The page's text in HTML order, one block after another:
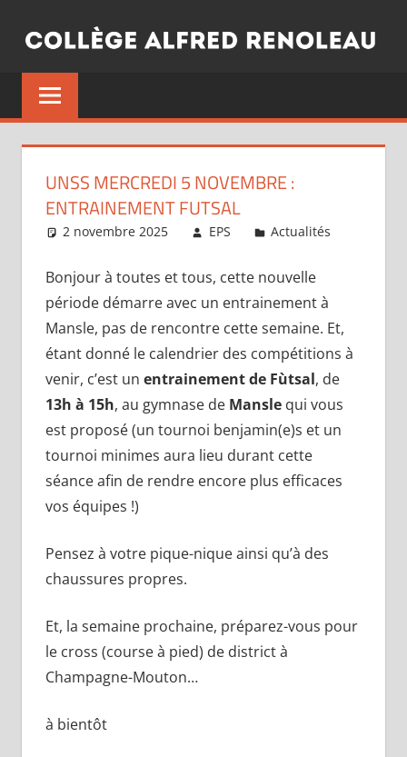
UNSS MERCREDI 5 NOVEMBRE :
ENTRAINEMENT FUTSAL
2 novembre 2025 EPS Actualités
Bonjour à toutes et tous, cette nouvelle
période démarre avec un entrainement à
Mansle, pas de rencontre cette semaine. Et,
étant donné le calendrier des compétitions à
venir, c’est un entrainement de Fùtsal, de
13h à 15h, au gymnase deMansle qui vous
est proposé (un tournoi benjamin(e)s et un
tournoi minimes aura lieu durant cette
séance afin de rendre encore plus efficaces
vos équipes !)
Pensez à votre pique-nique ainsi qu’à des
chaussures propres.
Et, la semaine prochaine, préparez-vous pour
le cross (course à pied) de district à
Champagne-Mouton…
à bientôt